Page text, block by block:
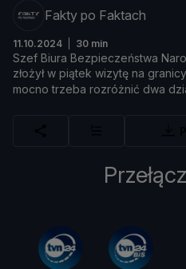
Fakty po Faktach
11.10.2024 30 min
Szef Biura Bezpieczeństwa
złożyłw piątek wizytę na granicy
mocnotrzeba rozróżnić dwa